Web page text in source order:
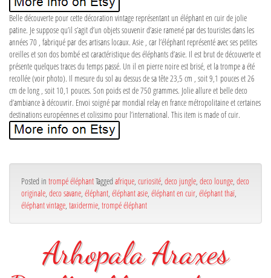
Belle découverte pour cette décoration vintage représentant un éléphant en cuir de jolie
patine. Je suppose qu’il s’agit d’un objets souvenir d’asie ramené par des touristes dans les
années 70 , fabriqué par des artisans locaux. Asie , car l’éléphant représenté avec ses petites
oreilles et son dos bombé est caractéristique des éléphants d’asie. Il est brut de découverte et
présente quelques traces du temps passé. Un il en pierre noire est brisé, et la trompe a été
recollée (voir photo). Il mesure du sol au dessus de sa tête 23,5 cm , soit 9,1 pouces et 26
cm de long , soit 10,1 pouces. Son poids est de 750 grammes. Jolie allure et belle deco
d’ambiance à découvrir. Envoi soigné par mondial relay en france métropolitaine et certaines
destinations européennes et colissimo pour l’international. This item is made of cuir.
Posted in trompé éléphantTagged afrique curiosité deco jungle deco lounge deco
originale deco savane éléphant éléphant asie éléphant en cuir éléphant thaï
éléphant vintage taxidermie trompé éléphant
Arhopala Araxes